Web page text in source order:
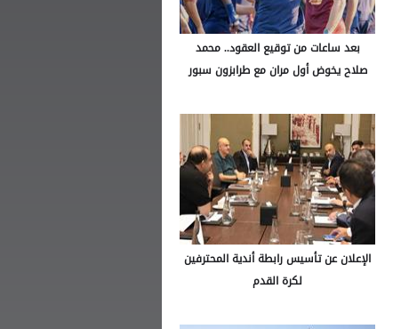
بعد ساعات من توقيع العقود.. محمد
صلاح يخوض أول مران مع طرابزون سبور
الإعلان عن تأسيس رابطة أندية المحترفين
لكرة القدم